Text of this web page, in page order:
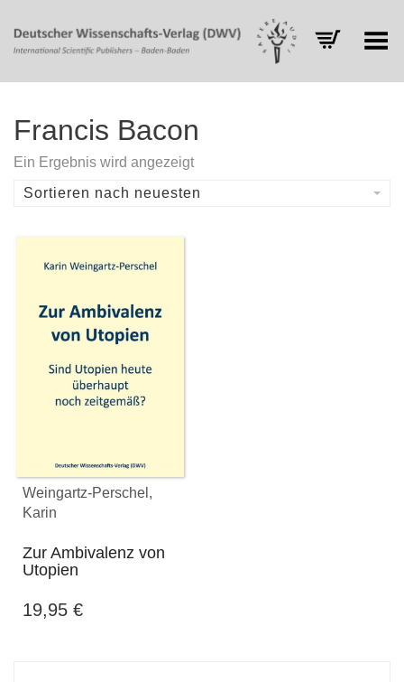
Toggle Menu
Francis Bacon
Ein Ergebnis wird angezeigt
Sortieren nach neuesten
Weingartz-Perschel,
Karin
Zur Ambivalenz von
Utopien
19,95 €